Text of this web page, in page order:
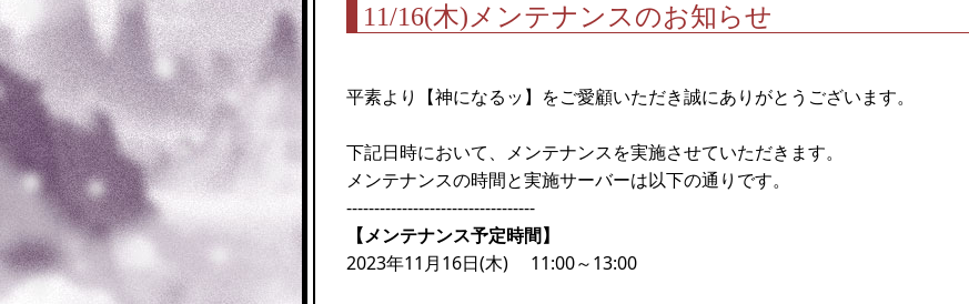
11/16(木)メンテナンスのお知らせ
平素より【神になるッ】をご愛顧いただき誠にありがとうございます。
下記日時において、メンテナンスを実施させていただきます。
メンテナンスの時間と実施サーバーは以下の通りです。
----------------------------------
【メンテナンス予定時間】
2023年11月16日(木) 11:00～13:00